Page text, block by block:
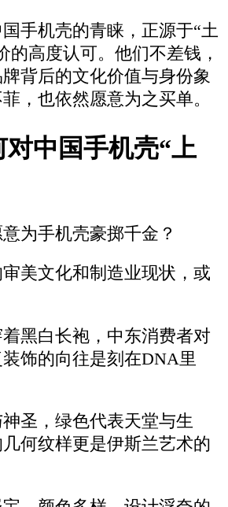
手机壳的青睐，正源于“土
的高度认可。他们不差钱，
背后的文化价值与身份象
，也依然愿意为之买单。
中国手机壳“上
为手机壳豪掷千金？
美文化和制造业现状，或
黑白长袍，中东消费者对
饰的向往是刻在DNA里
圣，绿色代表天堂与生
何纹样更是伊斯兰艺术的